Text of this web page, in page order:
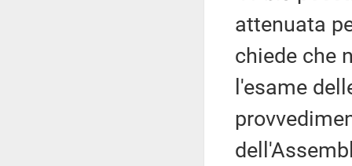
attenuata
chiede che
l'esame